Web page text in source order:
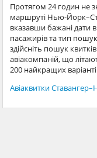
Протягом 24 годин не
маршруті Нью-
вказавши бажані дати
пасажирів та тип
здійсніть пошук
авіакомпаній, що
200 найкращих
Авіаквитки